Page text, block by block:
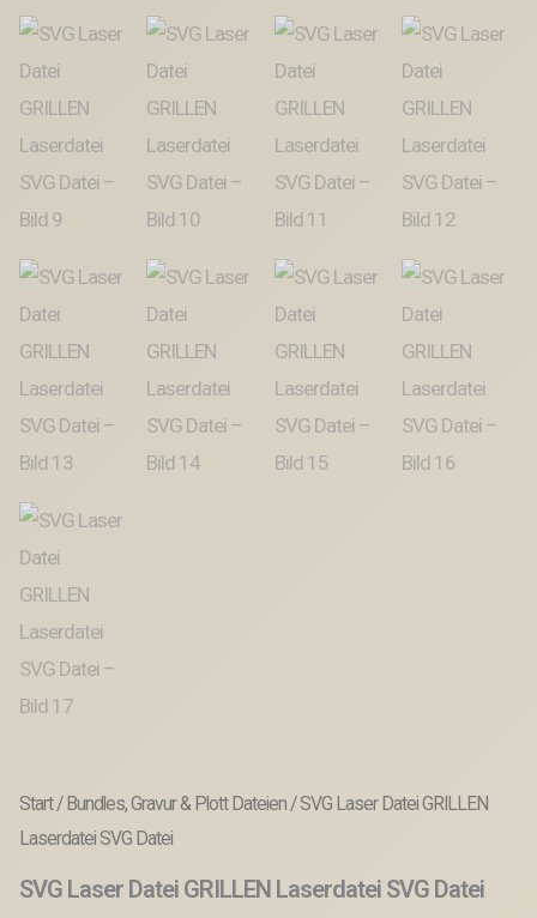
Start/ Bundles, Gravur & Plott Dateien/ SVG Laser Datei GRILLEN
Laserdatei SVG Datei
SVG Laser Datei GRILLEN Laserdatei SVG Datei